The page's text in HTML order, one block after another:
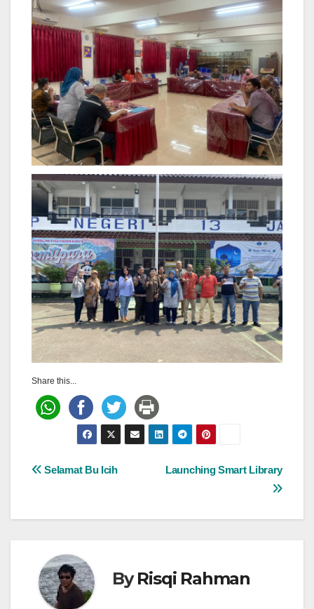
Share this...
Post
Launching Smart Library
Selamat Bu Icih
ByRisqi Rahman